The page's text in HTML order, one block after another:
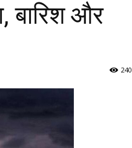
बारिश और
240